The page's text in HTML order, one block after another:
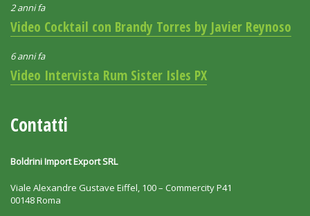
2 anni fa
Video Cocktail con Brandy Torres by Javier Reynoso
6 anni fa
Video Intervista Rum Sister Isles PX
Contatti
Boldrini Import Export SRL
Viale Alexandre Gustave Eiffel, 100 – Commercity P41
00148 Roma